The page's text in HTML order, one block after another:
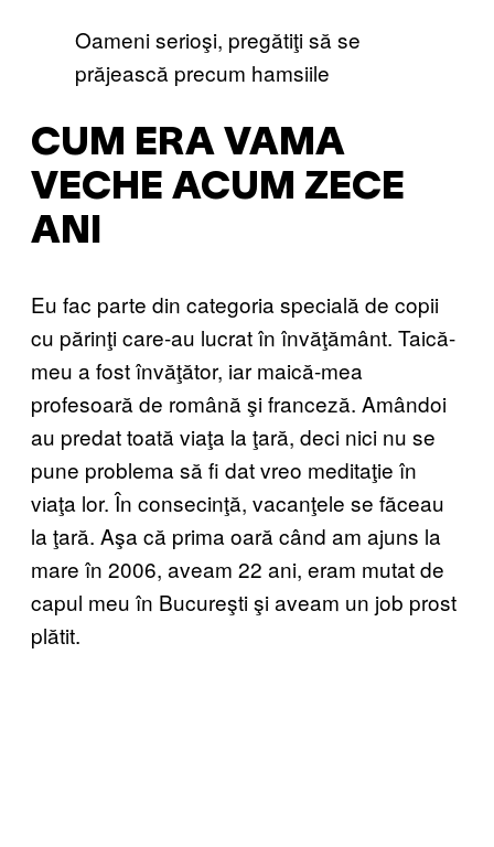
Oameni serioşi, pregătiţi să se
prăjească precum hamsiile
CUM ERA VAMA
VECHE ACUM ZECE
ANI
Eu fac parte din categoria specială de copii
cu părinţi care-au lucrat în învăţământ. Taică-
meu a fost învăţător, iar maică-mea
profesoară de română şi franceză. Amândoi
au predat toată viaţa la ţară, deci nici nu se
pune problema să fi dat vreo meditaţie în
viaţa lor. În consecinţă, vacanţele se făceau
la ţară. Aşa că prima oară când am ajuns la
mare în 2006, aveam 22 ani, eram mutat de
capul meu în Bucureşti şi aveam un job prost
plătit.